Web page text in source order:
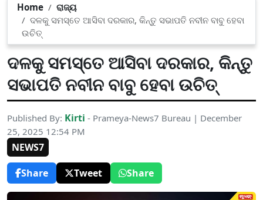
Home
ରାଜ୍ୟ
ଦଳକୁ ସମସ୍ତେ ଆସିବା ଦରକାର, କିନ୍ତୁ ସଭାପତି ନବୀନ ବାବୁ ହେବା
ଉଚିତ୍
ଦଳକୁ ସମସ୍ତେ ଆସିବା ଦରକାର, କିନ୍ତୁ
ସଭାପତି ନବୀନ ବାବୁ ହେବା ଉଚିତ୍
Published By: Kirti - Prameya-News7 Bureau | December
25, 2025 12:54 PM
NEWS7
Share
Tweet Share